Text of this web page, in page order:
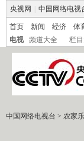
央视网 中国网络电视
首页 新闻 经济 体
电视
频道大全 栏
中国网络电视台 > 农家乐